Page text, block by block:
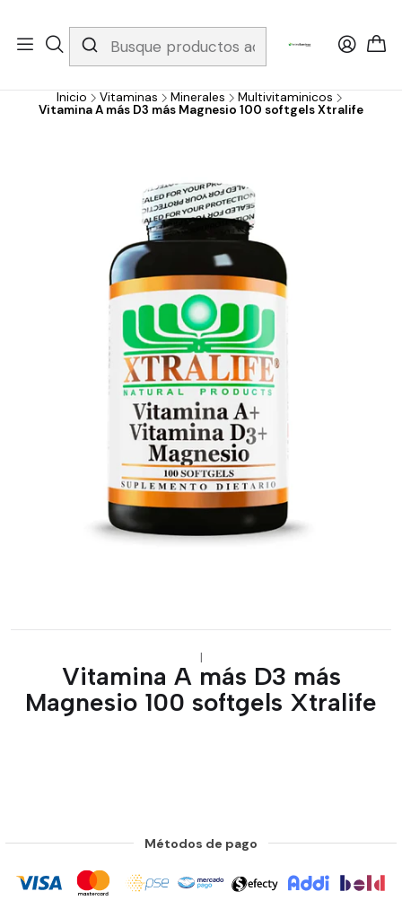
Whatsapp 3229079958/ Fijo 6019251796 / Envios a todo el país y
gratis apartir de 199.000!
Inicio Vitaminas Minerales
Multivitaminicos
Vitamina A más D3 más Magnesio 100 softgels Xtralife
|
Vitamina A más D3 más
Magnesio 100 softgels Xtralife
Métodos de pago